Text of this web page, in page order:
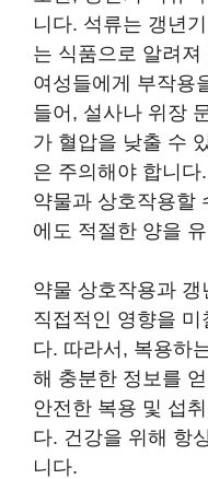
니다. 석류는 갱년
는 식품으로 알려
여성들에게 부작용
들어, 설사나 위장
가 혈압을 낮출 수
은 주의해야 합니
약물과 상호작용할
에도 적절한 양을
약물 상호작용과
직접적인 영향을
다. 따라서, 복용하
해 충분한 정보를
안전한 복용 및 섭
다. 건강을 위해 항
니다.